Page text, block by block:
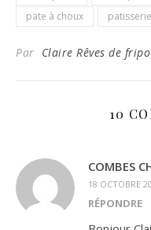
pate à choux
patisserie
Par Claire Rêves de
10
COMBES
18 OCTOBRE
RÉPONDRE